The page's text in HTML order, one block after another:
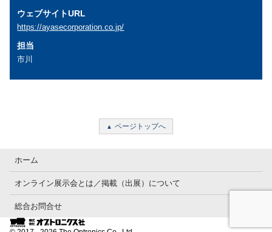
ウェブサイトURL
https://ayasecorporation.co.jp/
担当
市川
ページトップへ
ホーム
オンライン展示会とは／掲載（出展）について
総合お問合せ